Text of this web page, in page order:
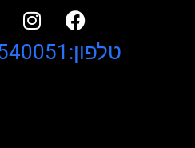
טלפון:077-5540051